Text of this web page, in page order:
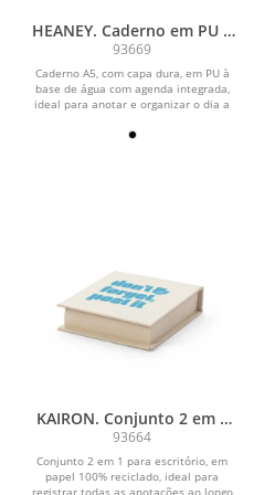
HEANEY. Caderno em PU à
base de água com agenda
integrada e página
pautadas
93669
Caderno A5, com capa dura, em PU à
base de água com agenda integrada,
ideal para anotar e organizar o dia a
KAIRON. Conjunto 2 em 1
para escritório, em papel
100% reciclado, com 6
blocos adesivados
93664
Conjunto 2 em 1 para escritório, em
papel 100% reciclado, ideal para
registrar todas as anotações ao longo